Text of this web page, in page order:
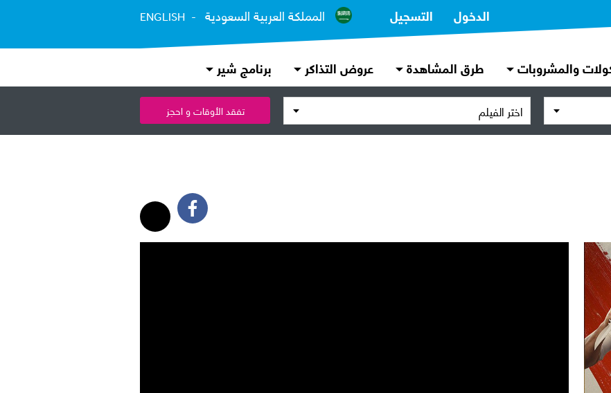
الدخول التسجيل المملكة العربية السعودية ENGLISH
والمشروبات طرق المشاهدة عروض التذاكر برنامج شير
اختر الفيلم تفقد الأوقات و احجز